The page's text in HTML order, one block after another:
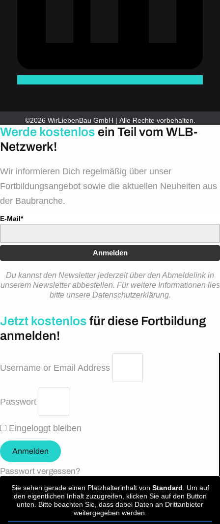
©2026 WirLiebenBau GmbH | Alle Rechte vorbehalten.
Werde kostenlos ein Teil vom WLB-
Netzwerk!
Wir informieren Dich regelmäßig über unser
Fortbildungsangebot sowie die aktuellen Neuheiten aus
der Baubranche.
E-Mail*
Anmelden
Du kannst den Newsletter jederzeit über den Abmeldelink in
unserem Newsletter abbestellen. Für weitere Informationen lies
bitte unsere Datenschutzerklärung.
Jetzt kostenlos für diese Fortbildung
anmelden!
Username or Email Address
Passwort
Eingeloggt bleiben
Anmelden
Passwort vergessen?
Sie sehen gerade einen Platzhalterinhalt von Standard. Um auf
den eigentlichen Inhalt zuzugreifen, klicken Sie auf den Button
unten. Bitte beachten Sie, dass dabei Daten an Drittanbieter
weitergegeben werden.